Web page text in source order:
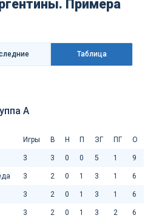
Примера
Таблица
A
Игры В Н П ЗГ ПГ О
3 3 0 0 5 1 9
3 2 0 1 3 1 6
3 2 0 1 3 1 6
3 2 0 1 3 2 6